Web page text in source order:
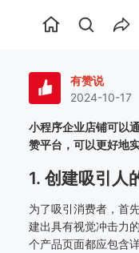
首
有赞说
2024-10-17
小程序企业店铺可以
赞平台，可以更好地
1. 创建吸引人
为了吸引消费者，首
建出具有视觉冲击力
个产品页面都应包含